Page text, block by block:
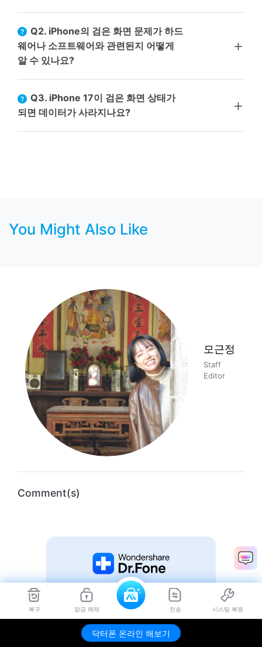
복구 잠금 해제 전송 시스팀 복원
닥터폰 온라인 해보기
Q2. iPhone의 검은 화면 문제가 하드
웨어나 소프트웨어와 관련된지 어떻게
알 수 있나요?
Q3. iPhone 17이 검은 화면 상태가
되면 데이터가 사라지나요?
You Might Also Like
모근정
Staff
Editor
Comment(s)